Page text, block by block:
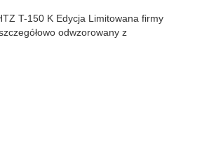
T-150 K Edycja Limitowana firmy
odwzorowany z